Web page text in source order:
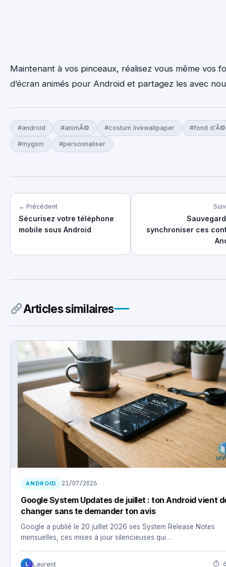
Maintenant à vos pinceaux, réalisez vous même vos
d’écran animés pour Android et partagez les avec
#android #animÃ© #costum livewallpaper #fond
#mygsm #personnaliser
← Précédent
Sécurisez votre téléphone
mobile sous Android
synchroniser ces
Articles similaires
ANDROID 21/07/2026
Google System Updates de juillet : ton Android vient
changer sans te demander ton avis
Google a publié le 20 juillet 2026 ses System Release Notes
mensuelles, ces mises à jour silencieuses qui…
L Laurent ⏱